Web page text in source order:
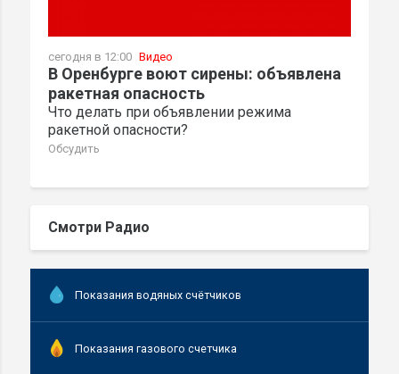
сегодня в 12:00 Видео
В Оренбурге воют сирены: объявлена
ракетная опасность
Что делать при объявлении режима
ракетной опасности?
Обсудить
Смотри Радио
Показания водяных счётчиков
Показания газового счетчика